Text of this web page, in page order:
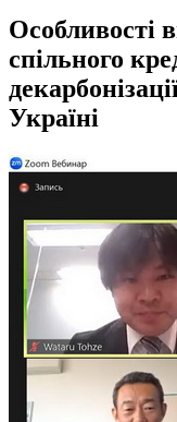
Особливості
спільного
Україні